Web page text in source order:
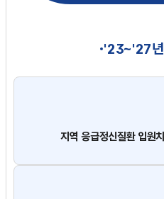
'23~'27년
지역 응급정신질환 입원